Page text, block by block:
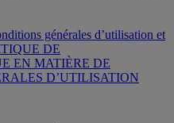
générales d’utilisation et
DE
EN MATIÈRE DE
D’UTILISATION